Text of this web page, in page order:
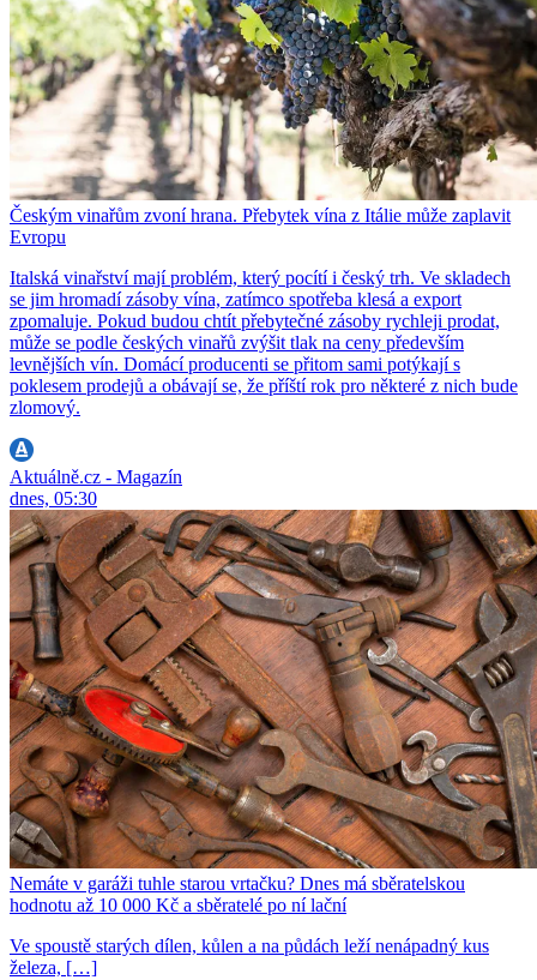
Českým vinařům zvoní hrana. Přebytek vína z Itálie může zaplavit
Evropu
Italská vinařství mají problém, který pocítí i český trh. Ve skladech
se jim hromadí zásoby vína, zatímco spotřeba klesá a export
zpomaluje. Pokud budou chtít přebytečné zásoby rychleji prodat,
může se podle českých vinařů zvýšit tlak na ceny především
levnějších vín. Domácí producenti se přitom sami potýkají s
poklesem prodejů a obávají se, že příští rok pro některé z nich bude
zlomový.
Aktuálně.cz - Magazín
dnes, 05:30
Nemáte v garáži tuhle starou vrtačku? Dnes má sběratelskou
hodnotu až 10 000 Kč a sběratelé po ní lační
Ve spoustě starých dílen, kůlen a na půdách leží nenápadný kus
železa, […]